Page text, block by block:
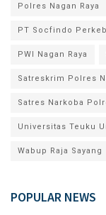
Polres Nagan Raya
PT Socfindo
PWI Nagan Raya
Satreskrim Polres
Satres Narkoba
Universitas Teuku
Wabup Raja Sayang
POPULAR NEWS